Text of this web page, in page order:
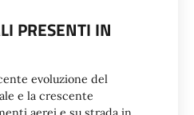
PRESENTI IN
evoluzione del
e la crescente